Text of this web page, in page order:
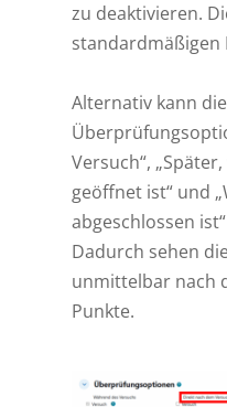
zu deaktivieren.
standardmäßigen
Alternativ kann
Versuch“,
geöffnet ist“ und
abgeschlossen
Dadurch sehen
unmittelbar nach
Punkte.